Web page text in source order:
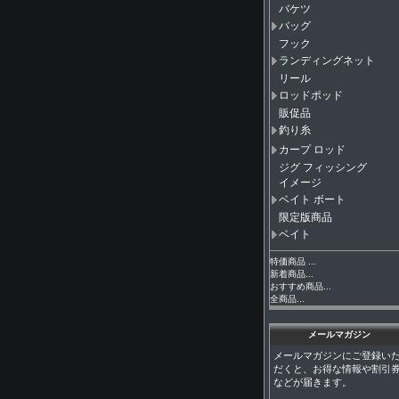
バケツ
バッグ
フック
ランディングネット
リール
ロッドポッド
販促品
釣り糸
カープ ロッド
ジグ フィッシング
イメージ
ベイト ボート
限定版商品
ベイト
特価商品 ...
新着商品...
おすすめ商品...
全商品...
メールマガジン
メールマガジンにご登録い
だくと、お得な情報や割引
などが届きます。